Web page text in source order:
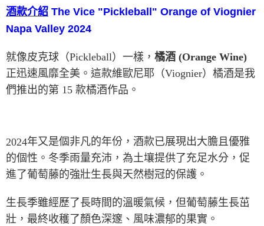
酒款介紹 The Vice "Pickleball" Orange of Viognier
Napa Valley 2024
就像皮克球（Pickleball）一樣， 橘酒 (Orange Wine)
正迅速風靡全美。這款維歐尼耶（Viognier）橘酒是我
們推出的第 15 款橘酒作品。
2024年又是個非凡的年份，酒款已展現出大膽且優雅
的個性。冬季雨量充沛，為土壤提供了充足水分，促
進了葡萄藤的強壯生長與天然樹冠的保護。
生長季雖經歷了長時間的溫暖氣候，但葡萄藤生長茁
壯，最終收穫了顏色深邃、風味濃郁的果實。